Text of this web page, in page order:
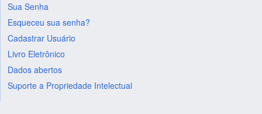
Sua Senha
Esqueceu sua senha?
Cadastrar Usuário
Livro Eletrônico
Dados abertos
Suporte a Propriedade Intelectual